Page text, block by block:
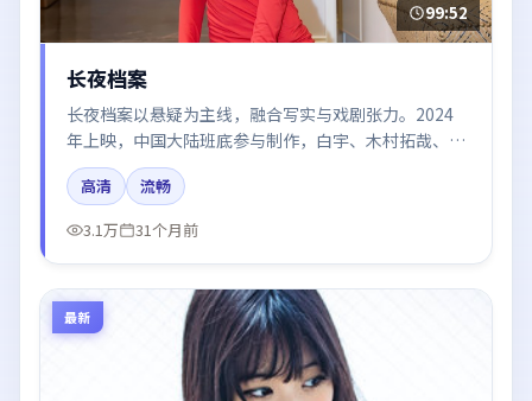
99:52
长夜档案
长夜档案以悬疑为主线，融合写实与戏剧张力。2024
年上映，中国大陆班底参与制作，白宇、木村拓哉、张
译、于和伟在片中呈现细腻表演，影像风格统一，配乐
与剪辑强化了情绪曲线。
高清
流畅
3.1万
31个月前
最新